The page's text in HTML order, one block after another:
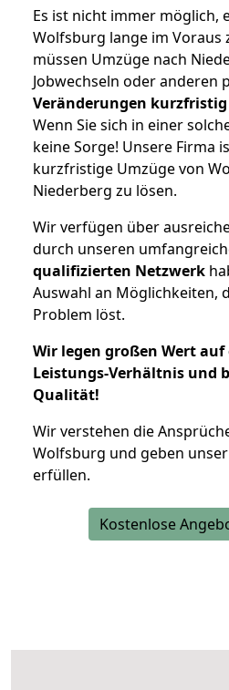
Es ist nicht immer möglich,
Wolfsburg lange im Voraus
müssen Umzüge nach
Jobwechseln oder anderen
Veränderungen
Wenn Sie sich in einer
keine Sorge! Unsere Firma
kurzfristige Umzüge von
Niederberg zu lösen.
Wir verfügen über
durch unseren
qualifizierten Netzwerk
Auswahl an Möglichkeiten,
Problem löst.
Wir legen großen Wert auf
Leistungs-Verhältnis und
Qualität!
Wir verstehen die
Wolfsburg und geben
erfüllen.
Kostenlose